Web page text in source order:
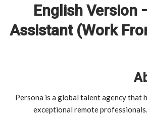
English Version
Assistant (Work
Persona is a global talent agency that
exceptional remote